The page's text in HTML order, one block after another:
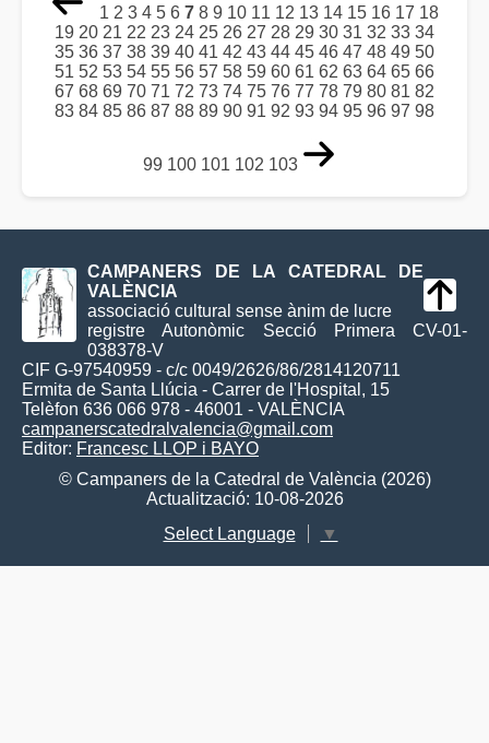
1 2 3 4 5 6 7 8 9 10 11 12 13 14 15 16 17 18
19 20 21 22 23 24 25 26 27 28 29 30 31 32 33 34
35 36 37 38 39 40 41 42 43 44 45 46 47 48 49 50
51 52 53 54 55 56 57 58 59 60 61 62 63 64 65 66
67 68 69 70 71 72 73 74 75 76 77 78 79 80 81 82
83 84 85 86 87 88 89 90 91 92 93 94 95 96 97 98
99 100 101 102 103
CAMPANERS DE LA CATEDRAL DE
VALÈNCIA
associació cultural sense ànim de lucre
registre Autonòmic Secció Primera CV-01-
038378-V
CIF G-97540959 - c/c 0049/2626/86/2814120711
Ermita de Santa Llúcia - Carrer de l'Hospital, 15
Telèfon 636 066 978 - 46001 - VALÈNCIA
campanerscatedralvalencia@gmail.com
Editor: Francesc LLOP i BAYO
© Campaners de la Catedral de València (2026)
Actualització: 10-08-2026
Select Language
▼